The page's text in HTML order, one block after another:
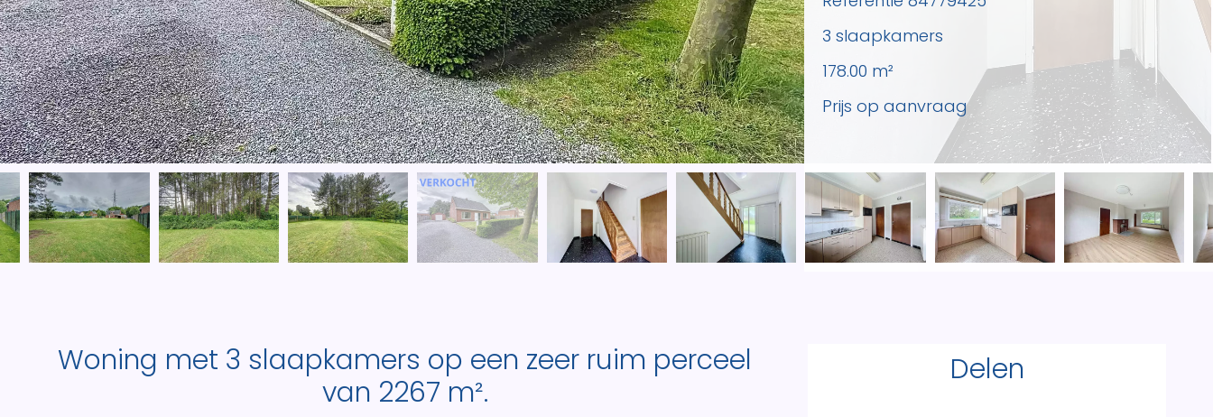
3 slaapkamers
178.00 m²
Prijs op aanvraag
Woning met 3 slaapkamers op een zeer ruim perceel
van 2267 m².
Delen